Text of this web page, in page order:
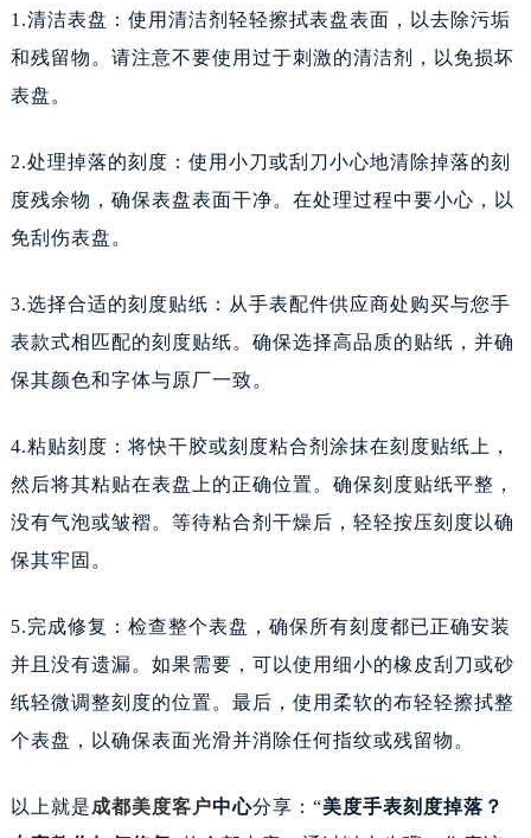
1.清洁表盘：使用清洁剂轻轻擦拭表盘表面，以去除污垢
和残留物。请注意不要使用过于刺激的清洁剂，以免损坏
表盘。
2.处理掉落的刻度：使用小刀或刮刀小心地清除掉落的刻
度残余物，确保表盘表面干净。在处理过程中要小心，以
免刮伤表盘。
3.选择合适的刻度贴纸：从手表配件供应商处购买与您手
表款式相匹配的刻度贴纸。确保选择高品质的贴纸，并确
保其颜色和字体与原厂一致。
4.粘贴刻度：将快干胶或刻度粘合剂涂抹在刻度贴纸上，
然后将其粘贴在表盘上的正确位置。确保刻度贴纸平整，
没有气泡或皱褶。等待粘合剂干燥后，轻轻按压刻度以确
保其牢固。
5.完成修复：检查整个表盘，确保所有刻度都已正确安装
并且没有遗漏。如果需要，可以使用细小的橡皮刮刀或砂
纸轻微调整刻度的位置。最后，使用柔软的布轻轻擦拭整
个表盘，以确保表面光滑并消除任何指纹或残留物。
以上就是成都美度客户中心分享：“美度手表刻度掉落？